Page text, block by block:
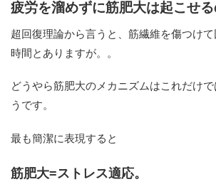
疲労を溜めずに筋肥大は起こせる
超回復理論から言うと、筋繊維を傷つけ
時間とありますが。。
どうやら筋肥大のメカニズムはこれだけ
うです。
最も簡潔に表現すると
筋肥大=ストレス適応。